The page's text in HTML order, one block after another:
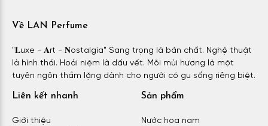
chế tác tỉ mỉ, đảm bảo giữ được chất lượng nước hoa lâu
dài. Với từ “NOT” được nhấn mạnh bằng màu đỏ, Juliette Has
A Gun Not A Perfume như một lời khẳng định đầy mạnh mẽ:
Về LAN Perfume
"𝐋uxe - 𝐀rt - 𝐍ostalgia" Sang trọng là bản chất. Nghệ thuật
là hình thái. Hoài niệm là dấu vết. Mỗi mùi hương là một
tuyên ngôn thầm lặng dành cho người có gu sống riêng biệt.
Liên kết nhanh
Giới thiệu
Sản phẩm
Nước hoa nam